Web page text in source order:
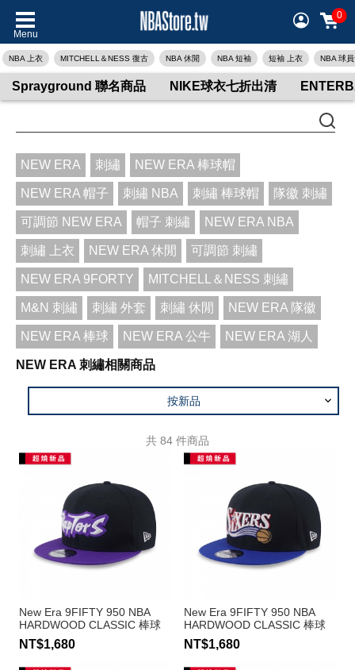
Menu
0
NBA 上衣 MITCHELL＆NESS 復古 NBA 休閒 NBA 短袖 短袖 上衣 NBA 球
Sprayground 聯名商品 NIKE球衣七折出清
NEW ERA 刺繡 NEW ERA 棒球帽
NEW ERA 帽子 刺繡 NBA 刺繡 棒球帽 隊徽 刺繡
可調節 NEW ERA 帽子 刺繡 NEW ERA NBA
刺繡 上衣 NEW ERA 休閒 可調節 刺繡
NEW ERA 9FORTY MITCHELL＆NESS 刺繡
M&N 刺繡 刺繡 外套 刺繡 休閒 NEW ERA 隊徽
NEW ERA 棒球 NEW ERA 公牛 NEW ERA 湖人
NEW ERA 刺繡相關商品
按新品
共 84 件商品
New Era 9FIFTY 950 NBA
HARDWOOD CLASSIC 棒球
帽 暴龍隊
NT$1,680
New Era 9FIFTY 950 NBA
HARDWOOD CLASSIC 棒球
帽 76人
NT$1,680